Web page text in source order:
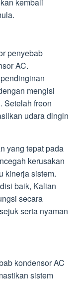
kembali
penyebab
AC.
mengisi
Setelah freon
udara dingin
yang tepat pada
kerusakan
kinerja sistem.
baik, Kalian
secara
serta nyaman
kondensor AC
sistem